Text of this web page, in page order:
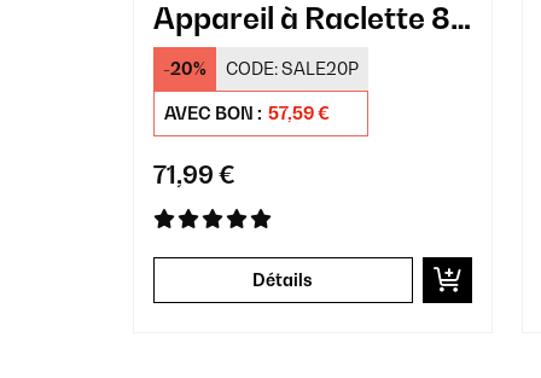
Appareil à Raclette 8
Personnes​ Noir
-20% CODE:SALE20P
AVEC BON : 57,59 €
71,99 €
Détails